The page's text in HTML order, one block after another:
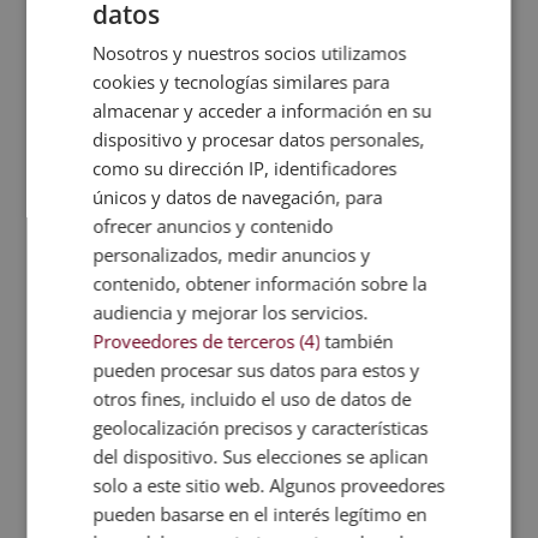
fármaco que permite que nuestro perro pueda
años. Aun así, esta enfermedad no tiene cura
actualmente, por lo que la clave principal es la
prevención.
Cómo prevenir la leishmanía en perros
Aunque no hay un método 100% efectivo que nos
garantice que nuestro perro no contraiga
leishmaniosis, lo cierto es que sí podemos tomar
algunas precauciones para impedirlo al máximo
dentro de nuestras posibilidades:
1-. Alejarnos de zonas húmedas y cálidas.
Generalmente, los mosquitos se concentran en
estos lugares, por lo que si apartamos a nuestro
compañero de ellos, reduciremos la cantidad de
posibilidades de contraer la enfermedad.
2-. Efectuar revisiones periódicas al veterinario. Es
común que los amos de no seamos capaces de
datos
Nosotros y nuestros socios utilizamos
cookies y tecnologías similares para
almacenar y acceder a información en su
dispositivo y procesar datos personales,
como su dirección IP, identificadores
únicos y datos de navegación, para
ofrecer anuncios y contenido
personalizados, medir anuncios y
contenido, obtener información sobre la
audiencia y mejorar los servicios.
Proveedores de terceros (4) también
pueden procesar sus datos para estos y
otros fines, incluido el uso de datos de
geolocalización precisos y características
del dispositivo. Sus elecciones se aplican
solo a este sitio web. Algunos proveedores
pueden basarse en el interés legítimo en